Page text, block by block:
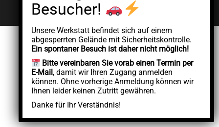
Dienstleistung.
Unsere Werkstatt befindet sich auf einem
abgesperrten Gelände mit Sicherheitskontrolle.
Ein spontaner Besuch ist daher nicht möglich!
Bitte vereinbaren Sie vorab einen Termin per
E-Mail, damit wir Ihren Zugang anmelden
können. Ohne vorherige Anmeldung können wir
Ihnen leider keinen Zutritt gewähren.
Danke für Ihr Verständnis!